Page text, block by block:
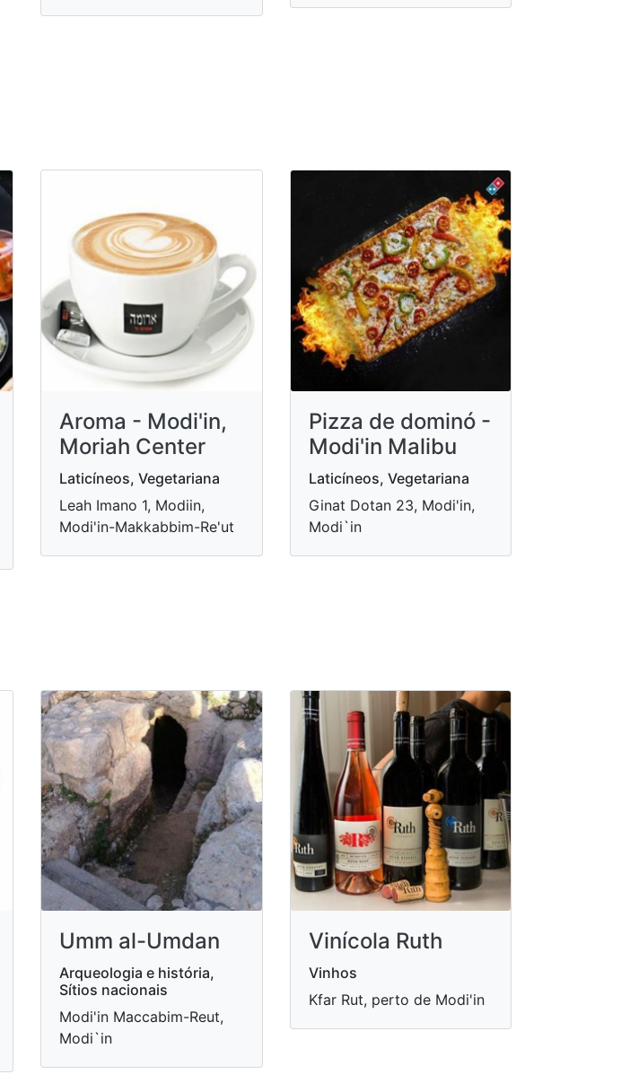
Aroma - Modi'in,
Moriah Center
Laticíneos, Vegetariana
Leah Imano 1, Modiin,
Modi'in-Makkabbim-Re'ut
Pizza de dominó -
Modi'in Malibu
Laticíneos, Vegetariana
Ginat Dotan 23, Modi'in,
Modi`in
Umm al-Umdan
Arqueologia e história,
Sítios nacionais
Modi'in Maccabim-Reut,
Modi`in
Vinícola Ruth
Vinhos
Kfar Rut, perto de Modi'in